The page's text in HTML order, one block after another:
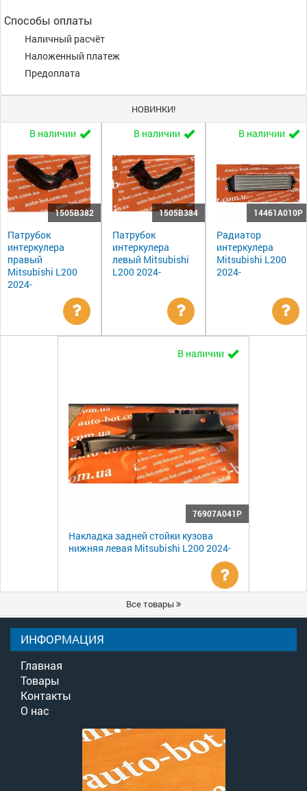
Способы оплаты
Наличный расчёт
Наложенный платеж
Предоплата
НОВИНКИ!
В наличии
1505B382
Патрубок
интеркулера
правый
Mitsubishi L200
2024-
Уточнить
В наличии
1505B384
Патрубок
интеркулера
левый Mitsubishi
L200 2024-
Уточнить
цену
В наличии
14461A010P
Радиатор
интеркулера
Mitsubishi L200
2024-
В наличии
76907A041P
Накладка задней стойки кузова
нижняя левая Mitsubishi L200 2024-
Уточнить
цену
Все товары
ИНФОРМАЦИЯ
Главная
Товары
Контакты
О нас